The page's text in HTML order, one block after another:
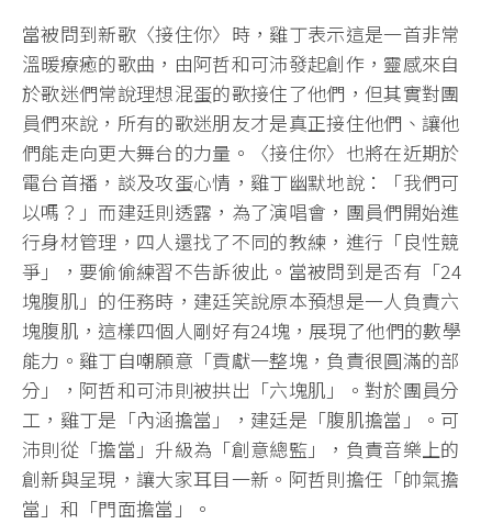
當被問到新歌〈接住你〉時，雞丁表示這是一首非常
溫暖療癒的歌曲，由阿哲和可沛發起創作，靈感來自
於歌迷們常說理想混蛋的歌接住了他們，但其實對團
員們來說，所有的歌迷朋友才是真正接住他們、讓他
們能走向更大舞台的力量。〈接住你〉也將在近期於
電台首播，談及攻蛋心情，雞丁幽默地說：「我們可
以嗎？」而建廷則透露，為了演唱會，團員們開始進
行身材管理，四人還找了不同的教練，進行「良性競
爭」，要偷偷練習不告訴彼此。當被問到是否有「24
塊腹肌」的任務時，建廷笑說原本預想是一人負責六
塊腹肌，這樣四個人剛好有24塊，展現了他們的數學
能力。雞丁自嘲願意「貢獻一整塊，負責很圓滿的部
分」，阿哲和可沛則被拱出「六塊肌」。對於團員分
工，雞丁是「內涵擔當」，建廷是「腹肌擔當」。可
沛則從「擔當」升級為「創意總監」，負責音樂上的
創新與呈現，讓大家耳目一新。阿哲則擔任「帥氣擔
當」和「門面擔當」。